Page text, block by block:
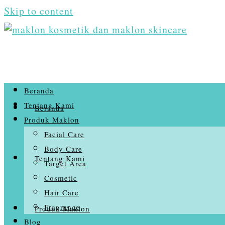
Skip to content
Beranda
Tentang Kami
Produk Maklon
Beranda
Tentang Kami
Produk Maklon
Facial Care
Body Care
Target Area
Cosmetic
Hair Care
Fragrance
Blog